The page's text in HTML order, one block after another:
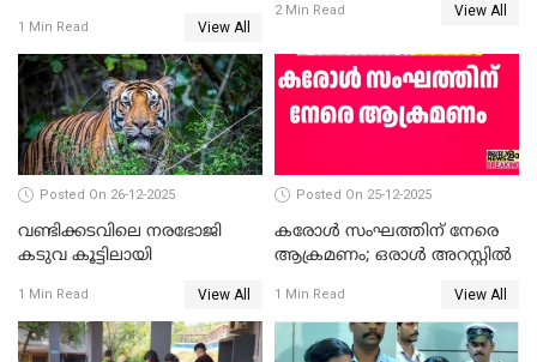
ഹൈക്കോടതിയിലേക്ക്;
സത്യപ്രതിജ്ഞ ചടങ്ങില്‍
ചട്ടലംഘനമെന്ന് പാർട്ടി
1 Min Read View All
2 Min Read View All
Posted On 26-12-2025
വണ്ടിക്കടവിലെ നരഭോജി
കടുവ കൂട്ടിലായി
1 Min Read View All
Posted On 25-12-2025
കരോള്‍ സംഘത്തിന് നേരെ
ആക്രമണം; ഒരാള്‍ അറസ്റ്റില്‍
1 Min Read View All